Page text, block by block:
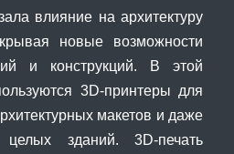
влияние на архитектуру
новые возможности
и конструкций. В этой
3D-принтеры для
макетов и даже
целых зданий. 3D-печать